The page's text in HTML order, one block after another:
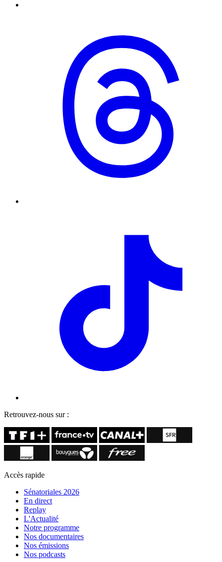
Retrouvez-nous sur :
Accès rapide
Sénatoriales 2026
En direct
Replay
L'Actualité
Notre programme
Nos documentaires
Nos émissions
Nos podcasts